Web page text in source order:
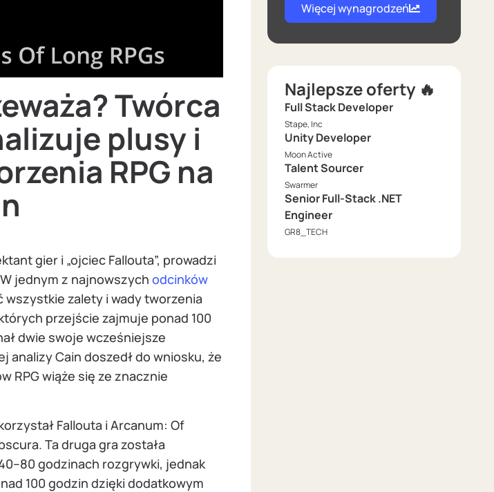
Twórca
plusy i
RPG na
gier i „ojciec Fallouta”, prowadzi
jednym z najnowszych odcinków
wszystkie zalety i wady tworzenia
przejście zajmuje ponad 100
dwie swoje wcześniejsze
analizy Cain doszedł do wniosku, że
RPG wiąże się ze znacznie
Fallouta i Arcanum: Of
Ta druga gra została
godzinach rozgrywki, jednak
100 godzin dzięki dodatkowym
Więcej wynagrodzeń
Najlepsze oferty 🔥
Full Stack Developer
Stape, Inc
Unity Developer
Moon Active
Talent Sourcer
Swarmer
Senior Full-Stack .NET
Engineer
GR8_TECH